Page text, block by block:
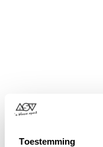
Toestemming